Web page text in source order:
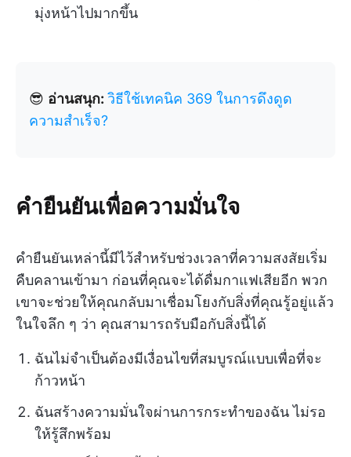
มุ่งหน้าไปมากขึ้น
😎 อ่านสนุก: วิธีใช้เทคนิค 369 ในการดึงดูด
ความสำเร็จ?
คำยืนยันเพื่อความมั่นใจ
คำยืนยันเหล่านี้มีไว้สำหรับช่วงเวลาที่ความสงสัยเริ่ม
คืบคลานเข้ามา ก่อนที่คุณจะได้ดื่มกาแฟเสียอีก พวก
เขาจะช่วยให้คุณกลับมาเชื่อมโยงกับสิ่งที่คุณรู้อยู่แล้ว
ในใจลึก ๆ ว่า คุณสามารถรับมือกับสิ่งนี้ได้
ฉันไม่จำเป็นต้องมีเงื่อนไขที่สมบูรณ์แบบเพื่อที่จะ
ก้าวหน้า
ฉันสร้างความมั่นใจผ่านการกระทำของฉัน ไม่รอ
ให้รู้สึกพร้อม